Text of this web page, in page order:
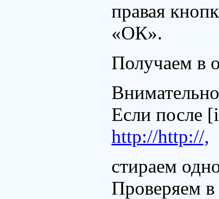
правая
«ОК».
Получаем в
Если после
http://http://,
стираем
Проверяем